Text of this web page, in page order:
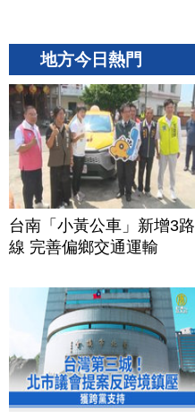
地方今日熱門
台南「小黃公車」新增3路
線 完善偏鄉交通運輸